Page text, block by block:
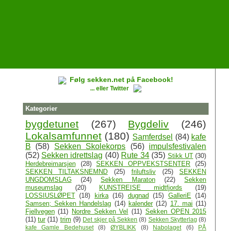
Følg sekken.net på Facebook!
... eller Twitter
Kategorier
bygdetunet (267) Bygdeliv
(246)
Lokalsamfunnet (180) Samferdsel (84) kafe
B
(58) Sekken Skolekorps (56)
impulsfestivalen
(52) Sekken idrettslag (40) Rute 34 (35) Stikk UT (30)
Herdebreimarsjen
(28) SEKKEN OPPVEKSTSENTER
(25)
SEKKEN TILTAKSNEMND
(25) friluftsliv (25)
SEKKEN
UNGDOMSLAG
(24) Sekken Maraton (22)
Sekken
museumslag
(20) KUNSTREISE midtfjords
(19)
LOSSIUSLØPET (18) kirka (16) dugnad (15) GalleriE
(14)
Samsen; Sekken Handelslag (14) kalender (12) 17. mai (11)
Fjellvegen (11) Nordre Sekken Vel (11) Sekken OPEN 2015
(11) tur (11) trim (9) Det skjer på Sekken (8) Sekken Skytterlag (8)
kafe Gamle Bedehuset
(8) ØYBLIKK (8) Nabolaget (6)
PÅ